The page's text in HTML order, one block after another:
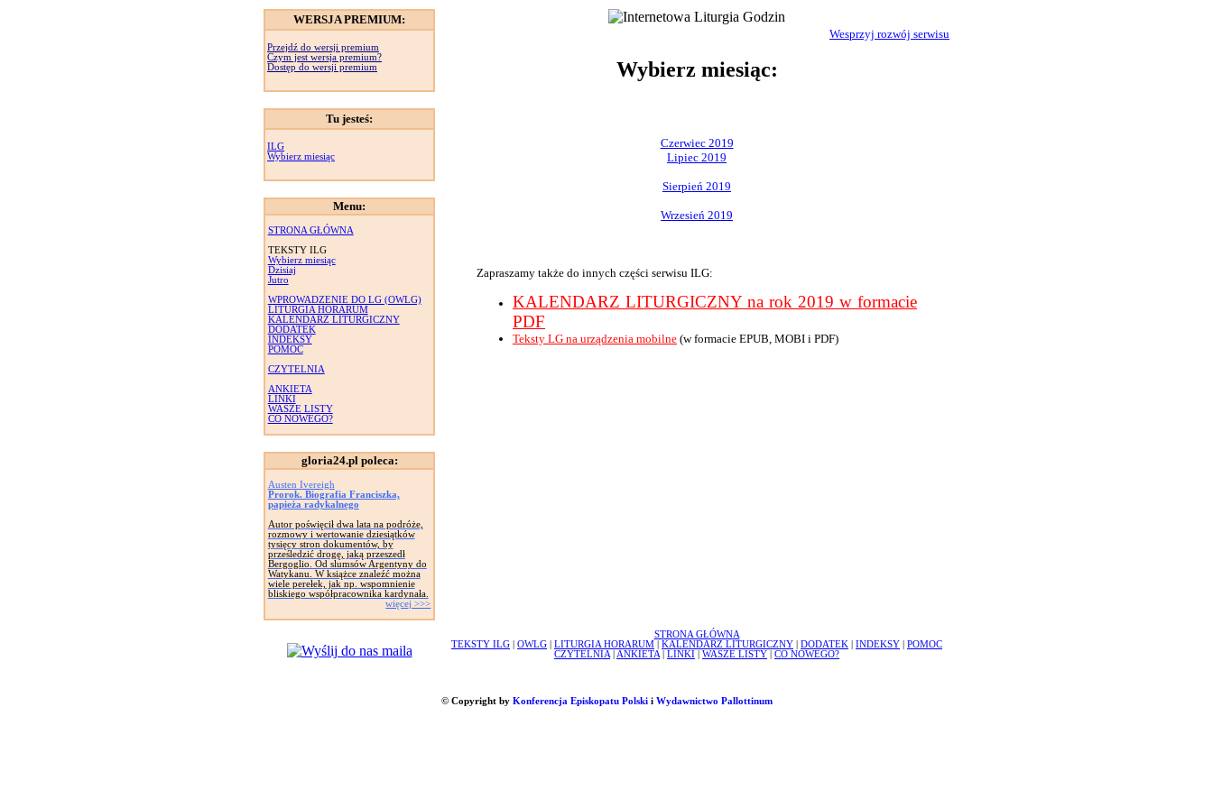
WERSJA PREMIUM:
Przejdź do wersji premium
Czym jest wersja premium?
Dostęp do wersji premium
Tu jesteś:
ILG
Wybierz miesiąc
Menu:
STRONA GŁÓWNA
TEKSTY ILG
Wybierz miesiąc
Dzisiaj
Jutro
WPROWADZENIE DO LG (OWLG)
LITURGIA HORARUM
KALENDARZ LITURGICZNY
DODATEK
INDEKSY
POMOC
CZYTELNIA
ANKIETA
LINKI
WASZE LISTY
CO NOWEGO?
gloria24.pl poleca:
Austen Ivereigh
Prorok. Biografia Franciszka,
papieża radykalnego
Autor poświęcił dwa lata na podróże,
rozmowy i wertowanie dziesiątków
tysięcy stron dokumentów, by
prześledzić drogę, jaką przeszedł
Bergoglio. Od slumsów Argentyny do
Watykanu. W książce znaleźć można
wiele perełek, jak np. wspomnienie
bliskiego współpracownika kardynała.
więcej >>>
Wesprzyj rozwój serwisu
Wybierz miesiąc:
Czerwiec 2019
Lipiec 2019
Sierpień 2019
Wrzesień 2019
Zapraszamy także do innych części serwisu ILG:
KALENDARZ LITURGICZNY na rok 2019 w formacie
PDF
Teksty LG na urządzenia mobilne (w formacie EPUB, MOBI i PDF)
STRONA GŁÓWNA
TEKSTY ILG
OWLG LITURGIA HORARUM KALENDARZ LITURGICZNY DODATEK INDEKSY
POMOC
CZYTELNIA
ANKIETA LINKI WASZE LISTY CO NOWEGO?
© Copyright by Konferencja Episkopatu Polskii Wydawnictwo Pallottinum